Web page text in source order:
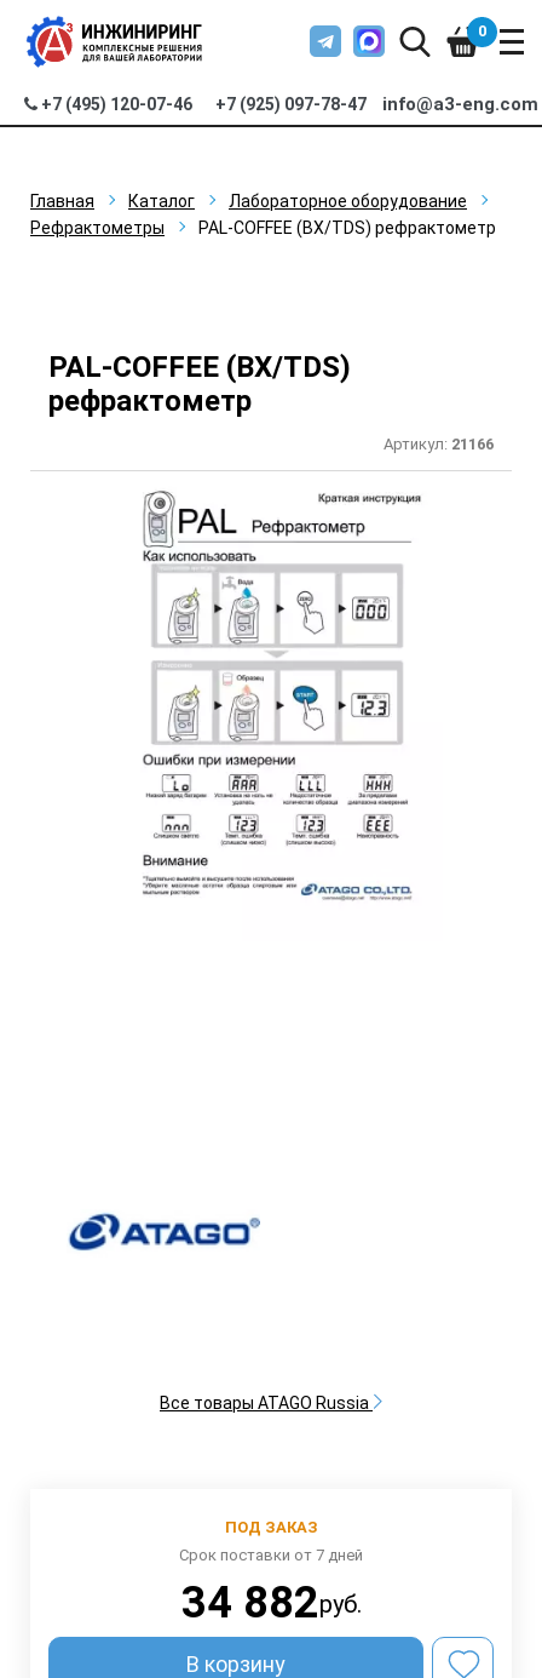
+7 (495) 120-07-46 +7 (925) 097-78-47 info@a3-eng.com
0
Главная Каталог
Лабораторное оборудование
Рефрактометры
PAL-COFFEE (BX/TDS) рефрактометр
PAL-COFFEE (BX/TDS)
рефрактометр
Артикул: 21166
Все товары ATAGO Russia
ПОД ЗАКАЗ
Срок поставки от 7 дней
34 882руб.
В корзину